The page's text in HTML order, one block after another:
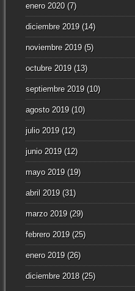
enero 2020(7)
diciembre 2019(14)
noviembre 2019(5)
octubre 2019(13)
septiembre 2019(10)
agosto 2019(10)
julio 2019(12)
junio 2019(12)
mayo 2019(19)
abril 2019(31)
marzo 2019(29)
febrero 2019(25)
enero 2019(26)
diciembre 2018(25)